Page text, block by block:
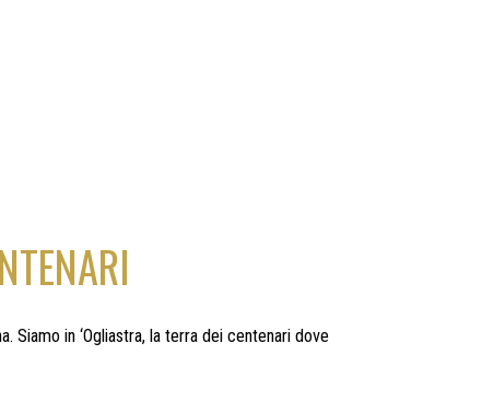
Siamo in ‘Ogliastra, la terra dei centenari dove